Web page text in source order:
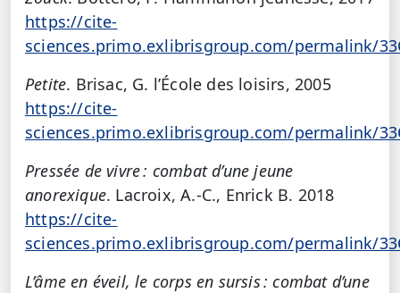
https://cite-
sciences.primo.exlibrisgroup.com/permalink/
Petite. Brisac, G. l’École des loisirs, 2005
https://cite-
sciences.primo.exlibrisgroup.com/permalink/
Pressée de vivre : combat d’une jeune
anorexique. Lacroix, A.-C., Enrick B. 2018
https://cite-
sciences.primo.exlibrisgroup.com/permalink/
L’âme en éveil, le corps en sursis : combat d’une